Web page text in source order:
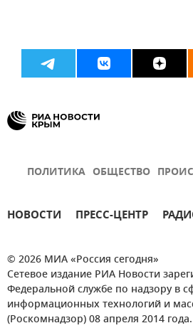
ПОЛИТИКА ОБЩЕСТВО
НОВОСТИ ПРЕСС-ЦЕНТР
© 2026 МИА «Россия сегодня»
Сетевое издание РИА Новости
Федеральной службе по надзору в
информационных технологий и
(Роскомнадзор) 08 апреля 2014 года.